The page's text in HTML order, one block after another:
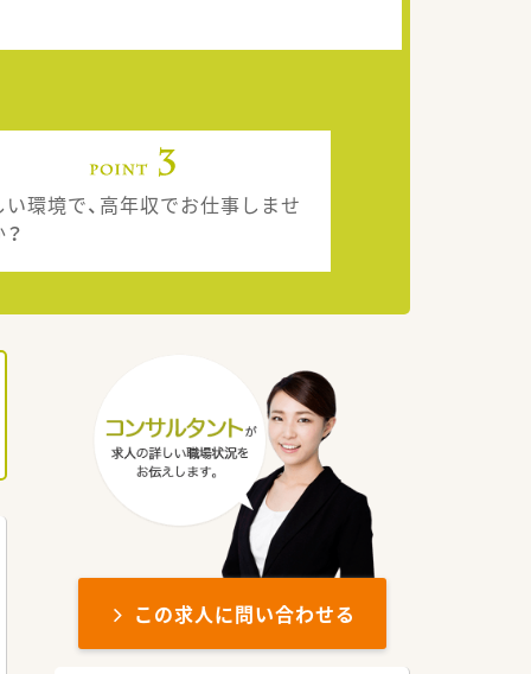
い環境で、高年収でお仕事しませ
この求人に問い合わせる